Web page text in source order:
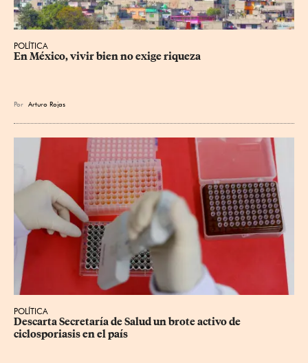
POLÍTICA
En México, vivir bien no exige riqueza
Por Arturo Rojas
POLÍTICA
Descarta Secretaría de Salud un brote activo de
ciclosporiasis en el país